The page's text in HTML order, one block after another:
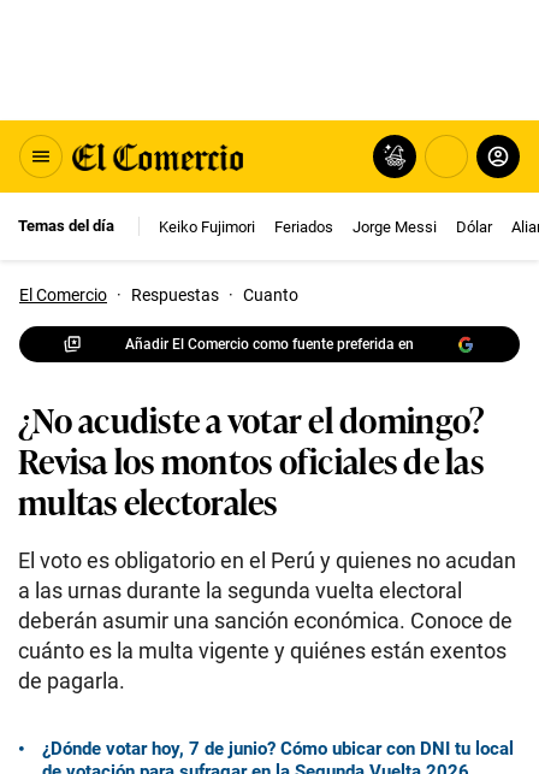
Temas del día Keiko Fujimori Feriados Jorge Messi Dólar
El Comercio · Respuestas · Cuanto
Añadir El Comercio como fuente preferida en
¿No acudiste a votar el domingo?
Revisa los montos oficiales de las
multas electorales
El voto es obligatorio en el Perú y quienes no acudan
a las urnas durante la segunda vuelta electoral
deberán asumir una sanción económica. Conoce de
cuánto es la multa vigente y quiénes están exentos
de pagarla.
¿Dónde votar hoy, 7 de junio? Cómo ubicar con DNI tu local